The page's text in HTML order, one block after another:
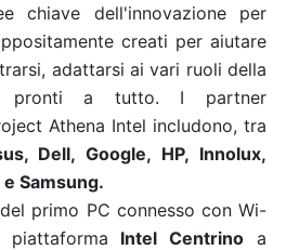
chiave dell'innovazione per
creati per aiutare
adattarsi ai vari ruoli della
pronti a tutto. I partner
Athena Intel includono, tra
Dell, Google, HP, Innolux,
Samsung.
primo PC connesso con Wi-
Intel Centrino a